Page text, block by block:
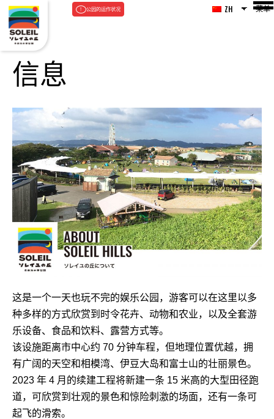
公园的运作状况 ZH 菜单
信息
这是一个一天也玩不完的娱乐公园，游客可以在这里以多
种多样的方式欣赏到时令花卉、动物和农业，以及全套游
乐设备、食品和饮料、露营方式等。
该设施距离市中心约 70 分钟车程，但地理位置优越，拥
有广阔的天空和相模湾、伊豆大岛和富士山的壮丽景色。
2023 年 4 月的续建工程将新建一条 15 米高的大型田径跑
道，可欣赏到壮观的景色和惊险刺激的场面，还有一条可
起飞的滑索。